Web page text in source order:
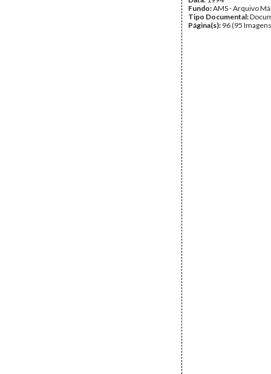
Fundo:AMS - Arquivo
Tipo Documental:
Página(s): 96 (95